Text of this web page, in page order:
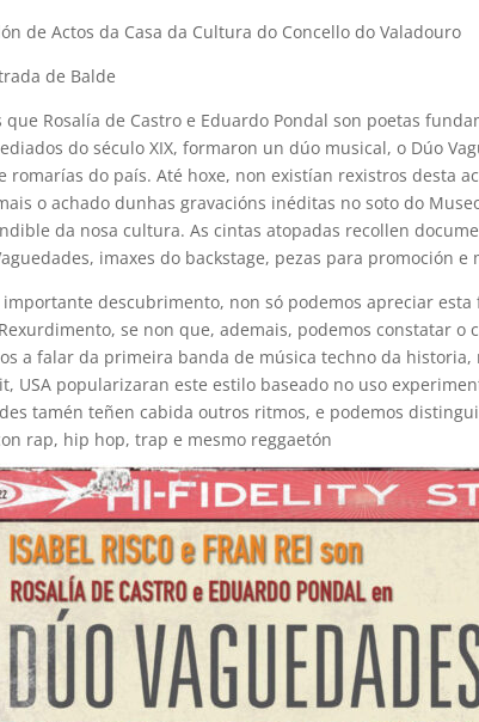
de Actos da Casa da Cultura do Concello do Valadouro
de Balde
que Rosalía de Castro e Eduardo Pondal son poetas
do século XIX, formaron un dúo musical, o Dúo
romarías do país. Até hoxe, non existían rexistros desta
o achado dunhas gravacións inéditas no soto do
da nosa cultura. As cintas atopadas recollen
imaxes do backstage, pezas para promoción e
importante descubrimento, non só podemos apreciar
se non que, ademais, podemos constatar
a falar da primeira banda de música techno da
USA popularizaran este estilo baseado no uso
tamén teñen cabida outros ritmos, e podemos
rap, hip hop, trap e mesmo reggaetón